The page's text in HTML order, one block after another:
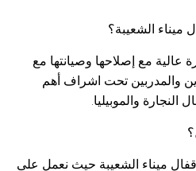
ميناء الشعيبة؟
عالية مع إصلاحها وصيانتها مع
والمدربين تحت اشراف أهم
والموبيليا.
؟
ميناء الشعيبة حيث نعمل على